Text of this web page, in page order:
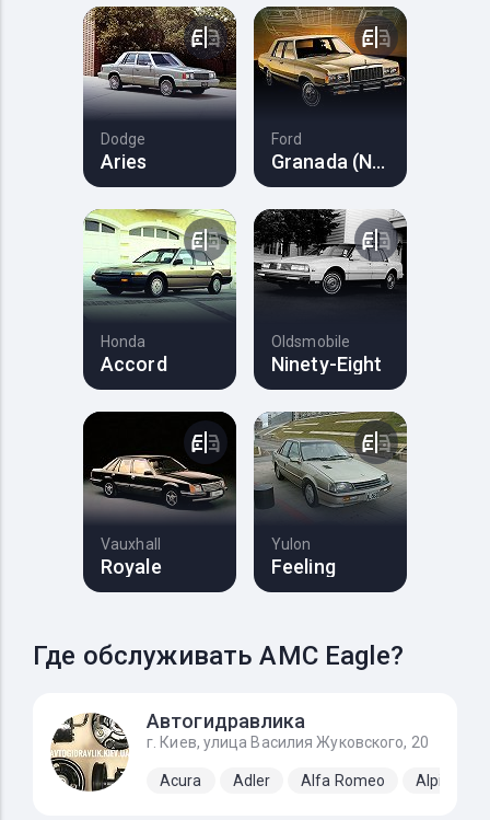
Dodge
Aries
Ford
Granada (North America)
Honda
Accord
Oldsmobile
Ninety-Eight
Vauxhall
Royale
Yulon
Feeling
Где обслуживать AMC Eagle?
Автогидравлика
г. Киев, улица Василия Жуковского, 20
Acura Adler Alfa Romeo Alpine